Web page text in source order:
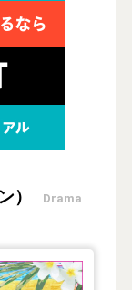
） Drama